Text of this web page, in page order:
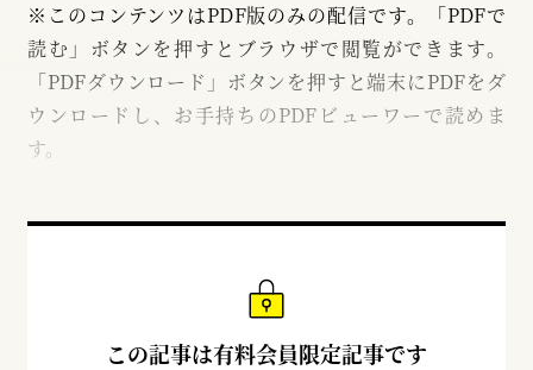
※このコンテンツはPDF版のみの配信です。「PDFで
読む」ボタンを押すとブラウザで閲覧ができます。
「PDFダウンロード」ボタンを押すと端末にPDFをダ
ウンロードし、お手持ちのPDFビューワーで読めま
す。
この記事は有料会員限定記事です